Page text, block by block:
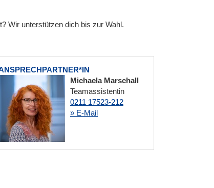
Wir unterstützen dich bis zur Wahl.
Michaela Marschall
Teamassistentin
0211 17523-212
» E-Mail